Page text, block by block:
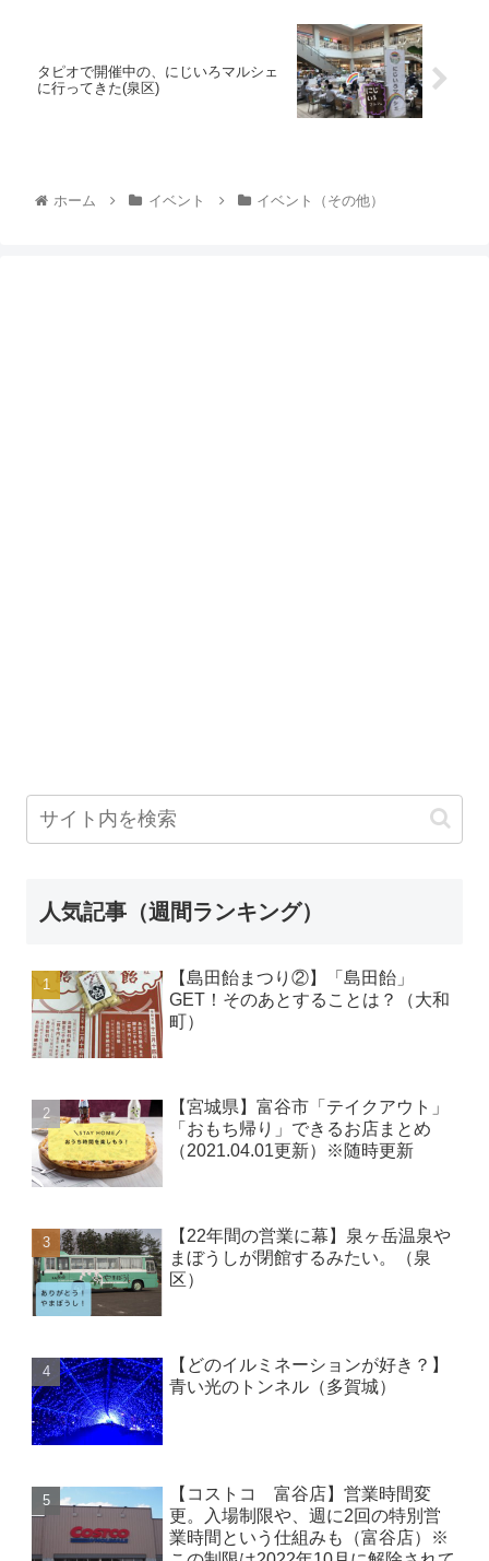
タピオで開催中の、にじいろマルシェ
に行ってきた(泉区)
ホーム イベント イベント（その他）
人気記事（週間ランキング）
【島田飴まつり②】「島田飴」
GET！そのあとすることは？（大和
町）
【宮城県】富谷市「テイクアウト」
「おもち帰り」できるお店まとめ
（2021.04.01更新）※随時更新
【22年間の営業に幕】泉ヶ岳温泉や
まぼうしが閉館するみたい。（泉
区）
【どのイルミネーションが好き？】
青い光のトンネル（多賀城）
【コストコ 富谷店】営業時間変
更。入場制限や、週に2回の特別営
業時間という仕組みも（富谷店）※